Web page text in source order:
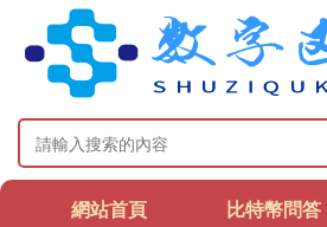
網站首頁 比特幣問答